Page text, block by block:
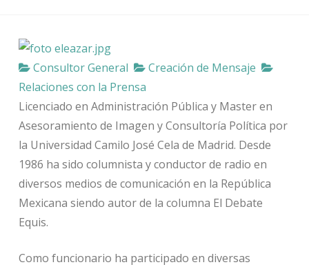
Consultor General
Creación de Mensaje
Relaciones con la Prensa
Licenciado en Administración Pública y Master en
Asesoramiento de Imagen y Consultoría Política por
la Universidad Camilo José Cela de Madrid. Desde
1986 ha sido columnista y conductor de radio en
diversos medios de comunicación en la República
Mexicana siendo autor de la columna El Debate
Equis.
Como funcionario ha participado en diversas